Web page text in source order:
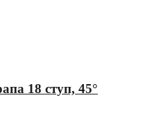
18 ступ, 45°